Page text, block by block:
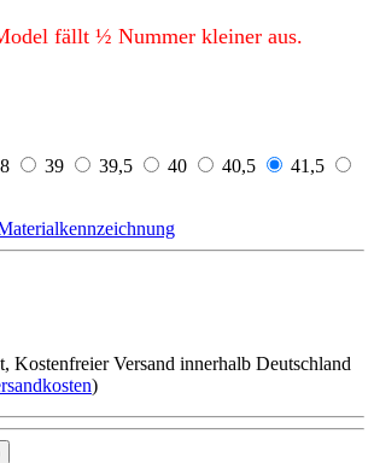
fällt ½ Nummer kleiner aus.
39 39,5 40 40,5
41,5
Kostenfreier Versand innerhalb Deutschland
)